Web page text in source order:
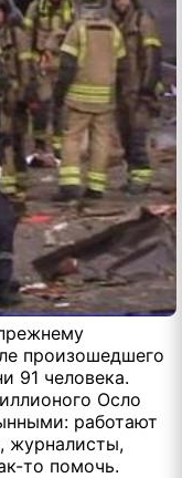
произошедшего
91 человека.
Осло
работают
журналисты,
то помочь.